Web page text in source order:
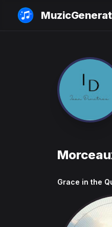
Grace in the